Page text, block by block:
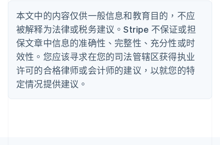
本文中的内容仅供一般信息和教育目的，不应
被解释为法律或税务建议。Stripe 不保证或担
保文章中信息的准确性、完整性、充分性或时
效性。您应该寻求在您的司法管辖区获得执业
许可的合格律师或会计师的建议，以就您的特
定情况提供建议。
丹麦
English
德国
DeutschEnglish
法国
FrançaisEnglish
芬兰
EnglishSvenska